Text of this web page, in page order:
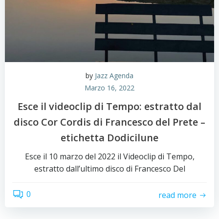
by Jazz Agenda
Marzo 16, 2022
Esce il videoclip di Tempo: estratto dal
disco Cor Cordis di Francesco del Prete –
etichetta Dodicilune
Esce il 10 marzo del 2022 il Videoclip di Tempo,
estratto dall’ultimo disco di Francesco Del
0 read more